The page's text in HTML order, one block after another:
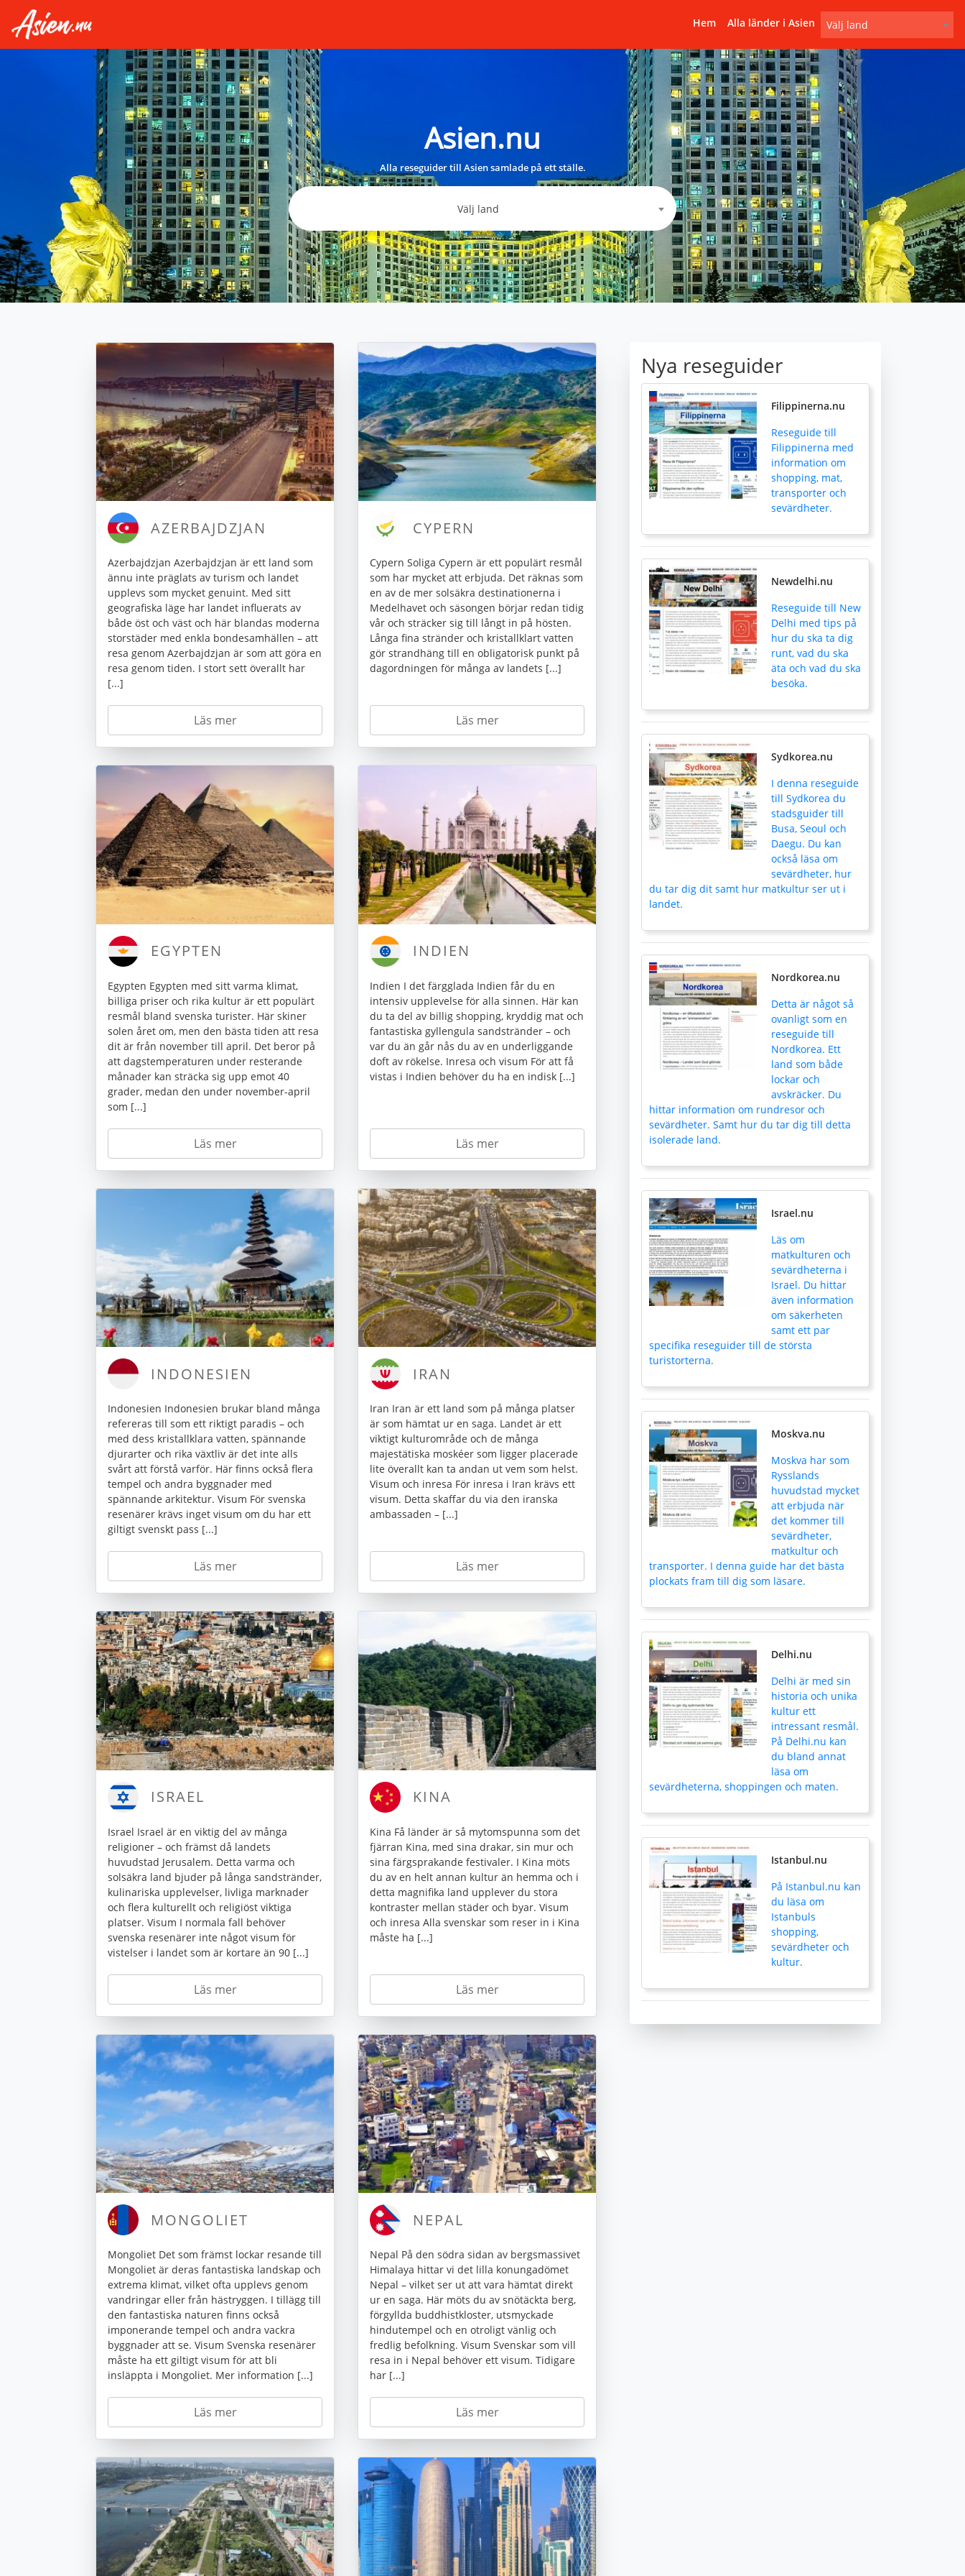
Hem Alla länder i Asien Välj land
Asien.nu
Alla reseguider till Asien samlade på ett ställe.
Välj land
AZERBAJDZJAN
Azerbajdzjan Azerbajdzjan är ett land som
ännu inte präglats av turism och landet
upplevs som mycket genuint. Med sitt
geografiska läge har landet influerats av
både öst och väst och här blandas moderna
storstäder med enkla bondesamhällen – att
resa genom Azerbajdzjan är som att göra en
resa genom tiden. I stort sett överallt har
[...]
Läs mer
CYPERN
Cypern Soliga Cypern är ett populärt resmål
som har mycket att erbjuda. Det räknas som
en av de mer solsäkra destinationerna i
Medelhavet och säsongen börjar redan tidig
vår och sträcker sig till långt in på hösten.
Långa fina stränder och kristallklart vatten
gör strandhäng till en obligatorisk punkt på
dagordningen för många av landets [...]
Läs mer
EGYPTEN
Egypten Egypten med sitt varma klimat,
billiga priser och rika kultur är ett populärt
resmål bland svenska turister. Här skiner
solen året om, men den bästa tiden att resa
dit är från november till april. Det beror på
att dagstemperaturen under resterande
månader kan sträcka sig upp emot 40
grader, medan den under november-april
som [...]
Läs mer
INDIEN
Indien I det färgglada Indien får du en
intensiv upplevelse för alla sinnen. Här kan
du ta del av billig shopping, kryddig mat och
fantastiska gyllengula sandstränder – och
var du än går nås du av en underliggande
doft av rökelse. Inresa och visum För att få
vistas i Indien behöver du ha en indisk [...]
Läs mer
INDONESIEN
Indonesien Indonesien brukar bland många
refereras till som ett riktigt paradis – och
med dess kristallklara vatten, spännande
djurarter och rika växtliv är det inte alls
svårt att förstå varför. Här finns också flera
tempel och andra byggnader med
spännande arkitektur. Visum För svenska
resenärer krävs inget visum om du har ett
giltigt svenskt pass [...]
Läs mer
IRAN
Iran Iran är ett land som på många platser
är som hämtat ur en saga. Landet är ett
viktigt kulturområde och de många
majestätiska moskéer som ligger placerade
lite överallt kan ta andan ut vem som helst.
Visum och inresa För inresa i Iran krävs ett
visum. Detta skaffar du via den iranska
ambassaden – [...]
Läs mer
ISRAEL
Israel Israel är en viktig del av många
religioner – och främst då landets
huvudstad Jerusalem. Detta varma och
solsäkra land bjuder på långa sandstränder,
kulinariska upplevelser, livliga marknader
och flera kulturellt och religiöst viktiga
platser. Visum I normala fall behöver
svenska resenärer inte något visum för
vistelser i landet som är kortare än 90 [...]
Läs mer
KINA
Kina Få länder är så mytomspunna som det
fjärran Kina, med sina drakar, sin mur och
sina färgsprakande festivaler. I Kina möts
du av en helt annan kultur än hemma och i
detta magnifika land upplever du stora
kontraster mellan städer och byar. Visum
och inresa Alla svenskar som reser in i Kina
måste ha [...]
Läs mer
MONGOLIET
Mongoliet Det som främst lockar resande till
Mongoliet är deras fantastiska landskap och
extrema klimat, vilket ofta upplevs genom
vandringar eller från hästryggen. I tillägg till
den fantastiska naturen finns också
imponerande tempel och andra vackra
byggnader att se. Visum Svenska resenärer
måste ha ett giltigt visum för att bli
insläppta i Mongoliet. Mer information [...]
Läs mer
NEPAL
Nepal På den södra sidan av bergsmassivet
Himalaya hittar vi det lilla konungadömet
Nepal – vilket ser ut att vara hämtat direkt
ur en saga. Här möts du av snötäckta berg,
förgyllda buddhistkloster, utsmyckade
hindutempel och en otroligt vänlig och
fredlig befolkning. Visum Svenskar som vill
resa in i Nepal behöver ett visum. Tidigare
har [...]
Läs mer
Nya reseguider
Filippinerna.nu
Reseguide till
Filippinerna med
information om
shopping, mat,
transporter och
sevärdheter.
Newdelhi.nu
Reseguide till New
Delhi med tips på
hur du ska ta dig
runt, vad du ska
äta och vad du ska
besöka.
Sydkorea.nu
I denna reseguide
till Sydkorea du
stadsguider till
Busa, Seoul och
Daegu. Du kan
också läsa om
sevärdheter, hur
du tar dig dit samt hur matkultur ser ut i
landet.
Nordkorea.nu
Detta är något så
ovanligt som en
reseguide till
Nordkorea. Ett
land som både
lockar och
avskräcker. Du
hittar information om rundresor och
sevärdheter. Samt hur du tar dig till detta
isolerade land.
Israel.nu
Läs om
matkulturen och
sevärdheterna i
Israel. Du hittar
även information
om säkerheten
samt ett par
specifika reseguider till de största
turistorterna.
Moskva.nu
Moskva har som
Rysslands
huvudstad mycket
att erbjuda när
det kommer till
sevärdheter,
matkultur och
transporter. I denna guide har det bästa
plockats fram till dig som läsare.
Delhi.nu
Delhi är med sin
historia och unika
kultur ett
intressant resmål.
På Delhi.nu kan
du bland annat
läsa om
sevärdheterna, shoppingen och maten.
Istanbul.nu
På Istanbul.nu kan
du läsa om
Istanbuls
shopping,
sevärdheter och
kultur.